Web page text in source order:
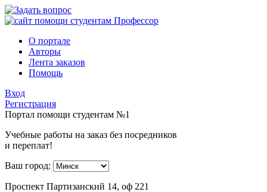
О портале
Авторы
Лента заказов
Помощь
Вход
Регистрация
Портал помощи студентам №1
Учебные работы на заказ без посредников
и переплат!
Ваш город:
Проспект Партизанский 14, оф 221